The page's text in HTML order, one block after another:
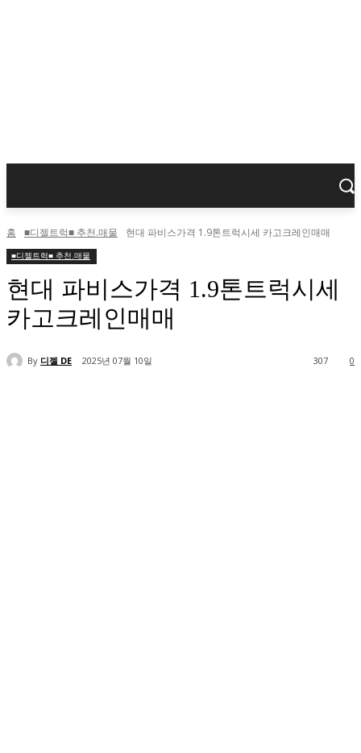
홈 ■디젤트럭■ 추천.매물 현대 파비스가격 1.9톤트럭시세 카고크레인매매
■디젤트럭■ 추천.매물
현대 파비스가격 1.9톤트럭시세
카고크레인매매
By 디젤 DE 2025년 07월 10일 0
307